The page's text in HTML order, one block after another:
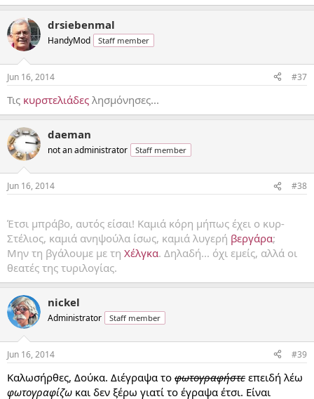
drsiebenmal
HandyMod Staff member
Jun 16, 2014 #37
Τις κυρστελιάδες λησμόνησες...
daeman
not an administrator Staff member
Jun 16, 2014 #38
Έτσι μπράβο, αυτός είσαι! Καμιά κόρη μήπως έχει ο κυρ-
Στέλιος, καμιά ανηψούλα ίσως, καμιά λυγερή βεργάρα;
Μην τη βγάλουμε με τη Χέλγκα. Δηλαδή... όχι εμείς, αλλά οι
θεατές της τυριλογίας.
nickel
Administrator Staff member
Jun 16, 2014 #39
Καλωσήρθες, Δούκα. Διέγραψα το φωτογραφήστε επειδή λέω
φωτογραφίζω και δεν ξέρω γιατί το έγραψα έτσι. Είναι